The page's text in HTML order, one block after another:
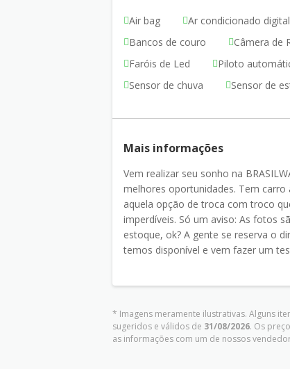
Air bag Ar condicionado digital
Bancos de couro
Câmera de
Faróis de Led
Piloto
Sensor de chuva
Sensor de
Mais informações
Vem realizar seu sonho na
melhores oportunidades. Tem
aquela opção de troca com troco
imperdíveis. Só um aviso: As fotos
estoque, ok? A gente se reserva o
temos disponível e vem fazer um
* Imagens meramente ilustrativas. Alguns
sugeridos e válidos de 31/08/2026. Os
as informações com um de nossos